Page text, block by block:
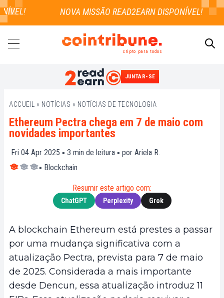
cripto para todos
JUNTAR-SE
ACCUEIL » NOTÍCIAS » NOTÍCIAS DE TECNOLOGIA
Ethereum Pectra chega em 7 de maio com
novidades importantes
Fri 04 Apr 2025 ▪ 3 min de leitura ▪ por Ariela R.
▪ Blockchain
Resumir este artigo com:
ChatGPT Perplexity Grok
A blockchain Ethereum está prestes a passar
por uma mudança significativa com a
atualização Pectra, prevista para 7 de maio
de 2025. Considerada a mais importante
desde Dencun, essa atualização introduz 11